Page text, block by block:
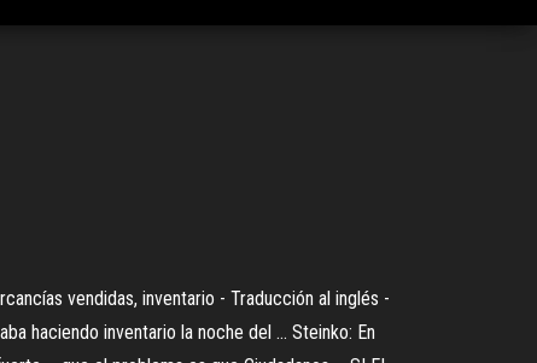
vendidas, inventario - Traducción al inglés -
haciendo inventario la noche del ... Steinko: En